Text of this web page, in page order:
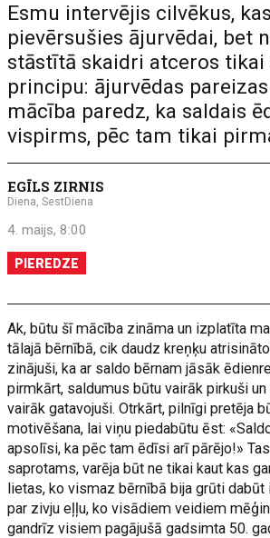
Esmu intervējis cilvēkus,
pievērsušies ājurvēdai, bet
stāstītā skaidri atceros tikai
principu: ājurvēdas
mācība paredz, ka saldais
vispirms, pēc tam tikai
EGĪLS ZIRNIS
Diena, SestDiena
4. maijs, 8:00
PIEREDZE
Ak, būtu šī mācība zināma un izplatīta
tālajā bērnībā, cik daudz kreņķu
zinājuši, ka ar saldo bērnam jāsāk
pirmkārt, saldumus būtu vairāk pirkuši
vairāk gatavojuši. Otrkārt, pilnīgi pretēja
motivēšana, lai viņu piedabūtu ēst:
apsolīsi, ka pēc tam ēdīsi arī pārējo!»
saprotams, varēja būt ne tikai kaut kas
lietas, ko vismaz bērnībā bija grūti dabūt
par zivju eļļu, ko visādiem veidiem
gandrīz visiem pagājušā gadsimta 50.